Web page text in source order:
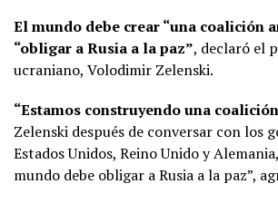
El mundo debe crear “una coalición
“obligar a Rusia a la paz”, declaró el
ucraniano, Volodimir Zelenski.
“Estamos construyendo una
Zelenski después de conversar con los
Estados Unidos, Reino Unido y
mundo debe obligar a Rusia a la paz”,